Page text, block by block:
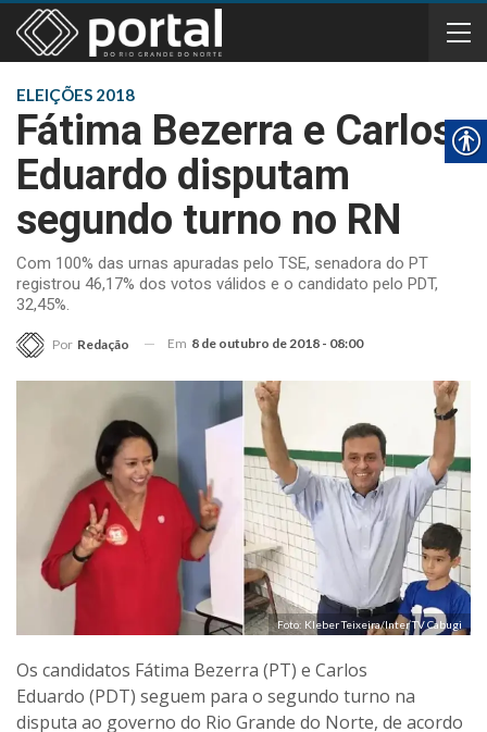
ELEIÇÕES 2018
Fátima Bezerra e Carlos
Eduardo disputam
segundo turno no RN
Com 100% das urnas apuradas pelo TSE, senadora do PT
registrou 46,17% dos votos válidos e o candidato pelo PDT,
32,45%.
Por Redação Em 8 de outubro de 2018 - 08:00
Foto: Kleber Teixeira/Inter TV Cabugi
Os candidatos Fátima Bezerra (PT) e Carlos
Eduardo (PDT) seguem para o segundo turno na
disputa ao governo do Rio Grande do Norte, de acordo